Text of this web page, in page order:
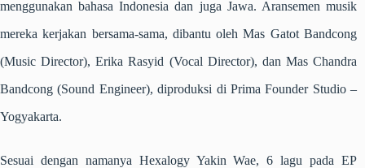
menggunakan bahasa Indonesia dan juga Jawa. Aransemen musik
mereka kerjakan bersama-sama, dibantu oleh Mas Gatot Bandcong
(Music Director), Erika Rasyid (Vocal Director), dan Mas Chandra
Bandcong (Sound Engineer), diproduksi di Prima Founder Studio –
Yogyakarta.
Sesuai dengan namanya Hexalogy Yakin Wae, 6 lagu pada EP